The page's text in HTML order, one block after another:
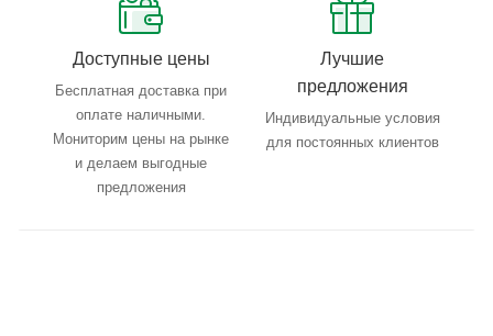
Доступные цены
Бесплатная доставка при
оплате наличными.
Мониторим цены на рынке
и делаем выгодные
предложения
Лучшие
предложения
Индивидуальные условия
для постоянных клиентов